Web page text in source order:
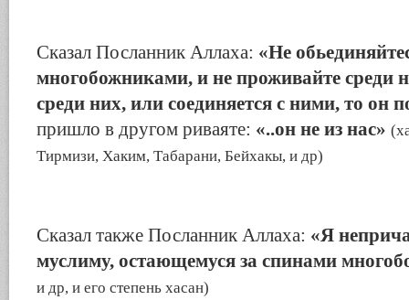
Сказал Посланник Аллаха: «Не
многобожниками, и не проживайте среди
среди них, или соединяется с ними, то он
пришло в другом риваяте: «..он не из нас»
Тирмизи, Хаким, Табарани, Бейхакы, и др)
Сказал также Посланник Аллаха: «Я
муслиму, остающемуся за спинами
и др, и его степень хасан)